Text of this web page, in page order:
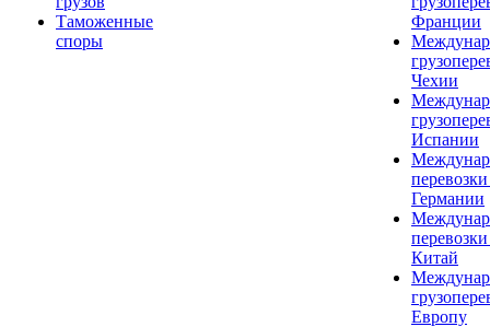
Таможенные
споры
Франции
Чехии
Испании
Германии
Китай
Европу